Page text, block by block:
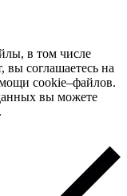
в том числе
вы соглашаетесь на
cookie–файлов.
вы можете